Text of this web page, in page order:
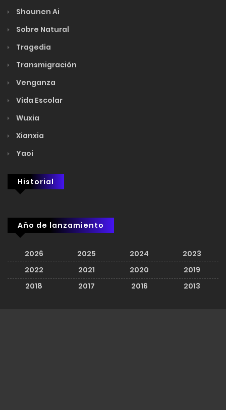
Shounen Ai
Sobre Natural
Tragedia
Transmigración
Venganza
Vida Escolar
Wuxia
Xianxia
Yaoi
Historial
Año de lanzamiento
2026 2025 2024
2023
2022
2021 2020
2019
2018
2017 2016 2013